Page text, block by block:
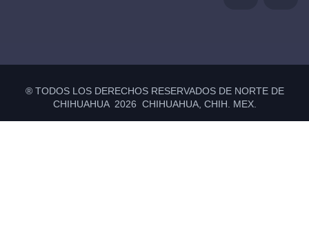
® TODOS LOS DERECHOS RESERVADOS DE NORTE DE
CHIHUAHUA 2026 CHIHUAHUA, CHIH. MEX.